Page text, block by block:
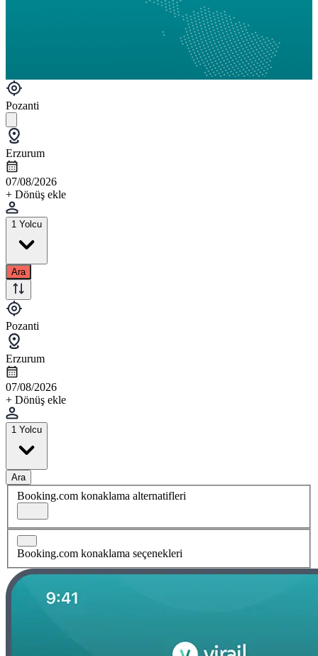
Pozanti
Erzurum
07/08/2026
+ Dönüş ekle
1 Yolcu
Ara
Pozanti
Erzurum
07/08/2026
+ Dönüş ekle
1 Yolcu
Ara
Booking.com konaklama alternatifleri
Booking.com konaklama seçenekleri